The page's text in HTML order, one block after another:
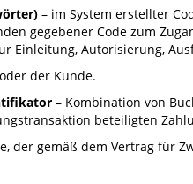
– im System erstellter
gegebener Code zum
Einleitung, Autorisierung,
der Kunde.
– Kombination von
beteiligten
der gemäß dem Vertrag für